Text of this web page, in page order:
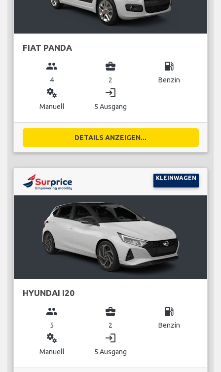
FIAT PANDA
group
4
business_center
2
local_gas_station
Benzin
miscellaneous_services
Manuell
login
5 Ausgang
DETAILS ANZEIGEN...
KLEINWAGEN
HYUNDAI I20
group
5
business_center
2
local_gas_station
Benzin
miscellaneous_services
Manuell
login
5 Ausgang